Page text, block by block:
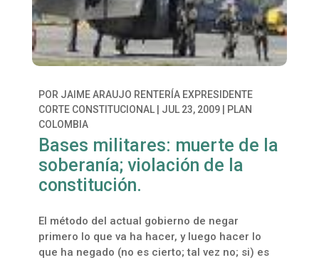
POR JAIME ARAUJO RENTERÍA EXPRESIDENTE
CORTE CONSTITUCIONAL| JUL 23, 2009|
PLAN
COLOMBIA
Bases militares: muerte de la
soberanía; violación de la
constitución.
El método del actual gobierno de negar
primero lo que va ha hacer, y luego hacer lo
que ha negado (no es cierto; tal vez no; si) es